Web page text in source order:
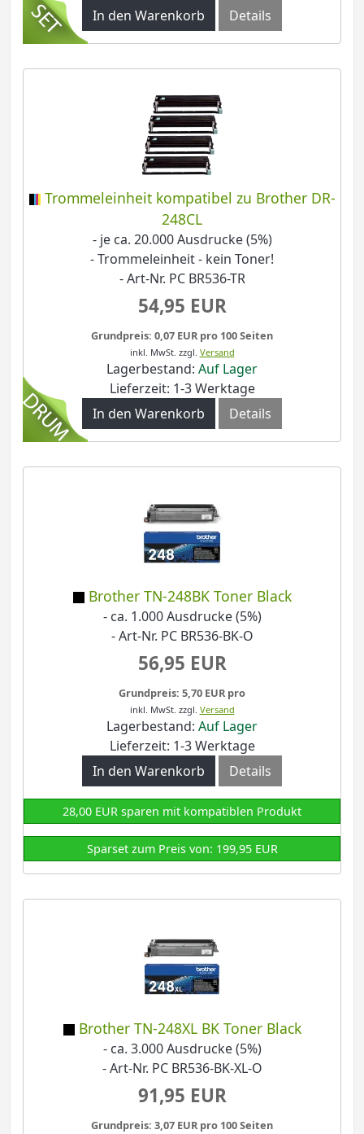
In den Warenkorb Details
Trommeleinheit kompatibel zu Brother DR-
248CL
- je ca. 20.000 Ausdrucke (5%)
- Trommeleinheit - kein Toner!
- Art-Nr. PC BR536-TR
54,95 EUR
Grundpreis: 0,07 EUR pro 100 Seiten
inkl. MwSt. zzgl. Versand
Lagerbestand: Auf Lager
Lieferzeit: 1-3 Werktage
In den Warenkorb
Details
Brother TN-248BK Toner Black
- ca. 1.000 Ausdrucke (5%)
- Art-Nr. PC BR536-BK-O
56,95 EUR
Grundpreis: 5,70 EUR pro
inkl. MwSt. zzgl. Versand
Lagerbestand: Auf Lager
Lieferzeit: 1-3 Werktage
In den Warenkorb
Details
28,00 EUR sparen mit kompatiblen Produkt
Sparset zum Preis von: 199,95 EUR
Brother TN-248XL BK Toner Black
- ca. 3.000 Ausdrucke (5%)
- Art-Nr. PC BR536-BK-XL-O
91,95 EUR
Grundpreis: 3,07 EUR pro 100 Seiten